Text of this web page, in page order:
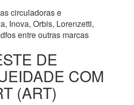
circuladoras e
Inova, Orbis, Lorenzetti,
entre outras marcas
DE
COM
(ART)